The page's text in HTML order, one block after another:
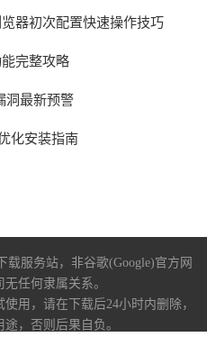
器初次配置快速操作技巧
完整攻略
洞最新预警
化安装指南
服务站，非谷歌(Google)官方网
任何隶属关系。
用，请在下载后24小时内删除，
，否则后果自负。